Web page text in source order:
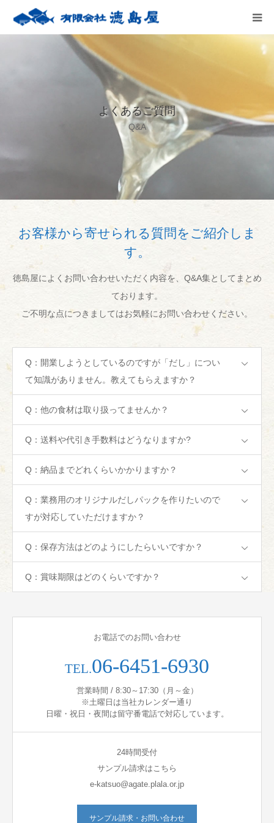
よくあるご質問
Q&A
お客様から寄せられる質問をご紹介しま
す。
徳島屋によくお問い合わせいただく内容を、Q&A集としてまとめ
ております。
ご不明な点につきましてはお気軽にお問い合わせください。
Q：開業しようとしているのですが「だし」につい
て知識がありません。教えてもらえますか？
Q：他の食材は取り扱ってませんか？
Q：送料や代引き手数料はどうなりますか?
Q：納品までどれくらいかかりますか？
Q：業務用のオリジナルだしパックを作りたいので
すが対応していただけますか？
Q：保存方法はどのようにしたらいいですか？
Q：賞味期限はどのくらいですか？
お電話でのお問い合わせ
TEL.06-6451-6930
営業時間 / 8:30～17:30（月～金）
※土曜日は当社カレンダー通り
日曜・祝日・夜間は留守番電話で対応しています。
24時間受付
サンプル請求はこちら
e-katsuo@agate.plala.or.jp
サンプル請求・お問い合わせ
お問い合わせ